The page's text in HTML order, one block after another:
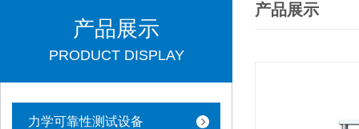
产品展示
PRODUCT DISPLAY
力学可靠性测试设备
产品展示